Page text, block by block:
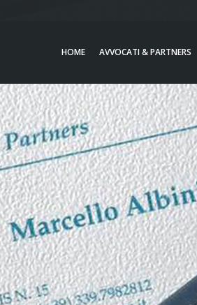
HOME
AVVOCATI & PARTNERS